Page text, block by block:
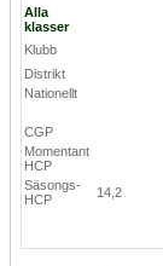
Alla
klasser
Klubb
Distrikt
Nationellt
CGP
Momentant
HCP
Säsongs-
HCP
14,2